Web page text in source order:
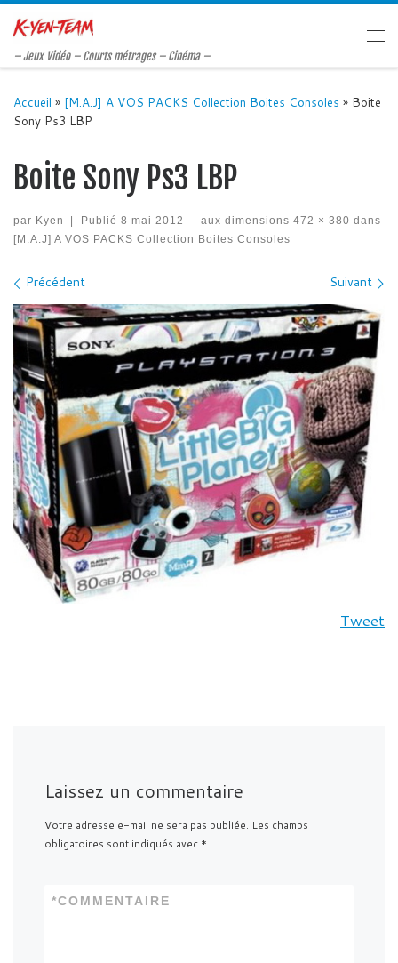
Passer au contenu
– Jeux Vidéo – Courts métrages – Cinéma –
Accueil » [M.A.J] A VOS PACKS Collection Boites Consoles » Boite
Sony Ps3 LBP
Boite Sony Ps3 LBP
par Kyen | Publié 8 mai 2012 - aux dimensions 472 × 380 dans
[M.A.J] A VOS PACKS Collection Boites Consoles
Navigation des images
Précédent Suivant
Tweet
Laissez un commentaire
Votre adresse e-mail ne sera pas publiée. Les champs
obligatoires sont indiqués avec *
COMMENTAIRE
*